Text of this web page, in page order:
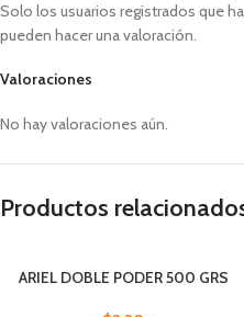
Valoraciones
No hay valoraciones aún.
Solo los usuarios registrados que
pueden hacer una valoración.
Productos
ARIEL DOBLE PODER 500 GRS